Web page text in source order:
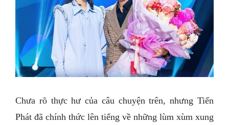
Chưa rõ thực hư của câu chuyện trên, nhưng Tiến
Phát đã chính thức lên tiếng về những lùm xùm xung